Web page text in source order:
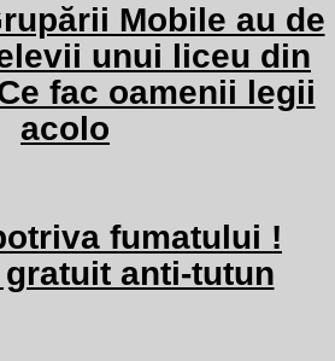
Mobile au de
unui liceu din
fac oamenii legii
acolo
fumatului !
anti-tutun